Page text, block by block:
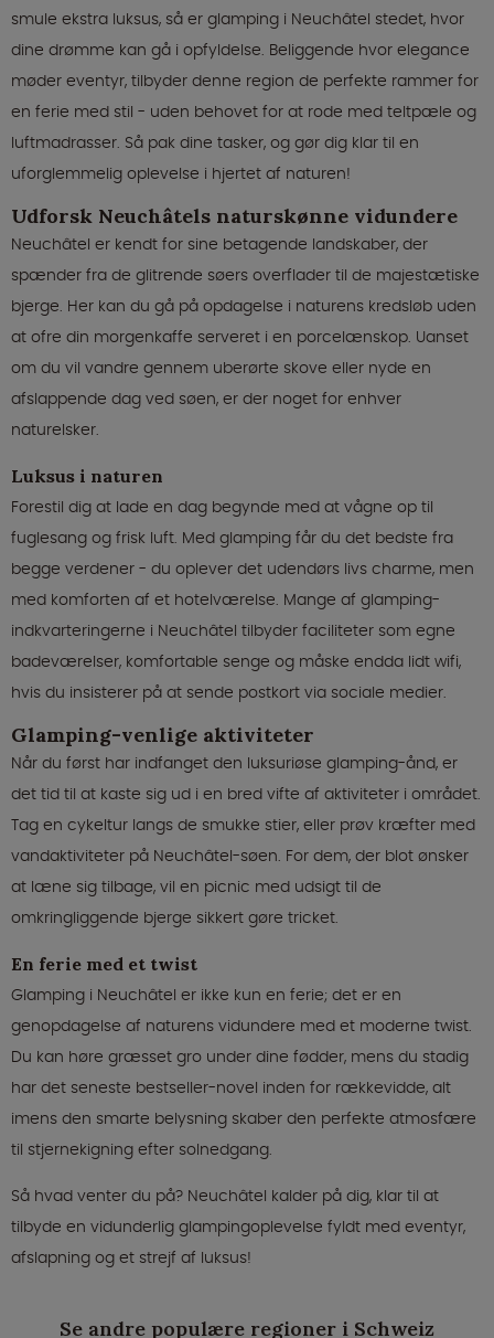
smule ekstra luksus, så er glamping i Neuchâtel stedet, hvor
dine drømme kan gå i opfyldelse. Beliggende hvor elegance
møder eventyr, tilbyder denne region de perfekte rammer for
en ferie med stil - uden behovet for at rode med teltpæle og
luftmadrasser. Så pak dine tasker, og gør dig klar til en
uforglemmelig oplevelse i hjertet af naturen!
Udforsk Neuchâtels naturskønne vidundere
Neuchâtel er kendt for sine betagende landskaber, der
spænder fra de glitrende søers overflader til de majestætiske
bjerge. Her kan du gå på opdagelse i naturens kredsløb uden
at ofre din morgenkaffe serveret i en porcelænskop. Uanset
om du vil vandre gennem uberørte skove eller nyde en
afslappende dag ved søen, er der noget for enhver
naturelsker.
Luksus i naturen
Forestil dig at lade en dag begynde med at vågne op til
fuglesang og frisk luft. Med glamping får du det bedste fra
begge verdener - du oplever det udendørs livs charme, men
med komforten af et hotelværelse. Mange af glamping-
indkvarteringerne i Neuchâtel tilbyder faciliteter som egne
badeværelser, komfortable senge og måske endda lidt wifi,
hvis du insisterer på at sende postkort via sociale medier.
Glamping-venlige aktiviteter
Når du først har indfanget den luksuriøse glamping-ånd, er
det tid til at kaste sig ud i en bred vifte af aktiviteter i området.
Tag en cykeltur langs de smukke stier, eller prøv kræfter med
vandaktiviteter på Neuchâtel-søen. For dem, der blot ønsker
at læne sig tilbage, vil en picnic med udsigt til de
omkringliggende bjerge sikkert gøre tricket.
En ferie med et twist
Glamping i Neuchâtel er ikke kun en ferie; det er en
genopdagelse af naturens vidundere med et moderne twist.
Du kan høre græsset gro under dine fødder, mens du stadig
har det seneste bestseller-novel inden for rækkevidde, alt
imens den smarte belysning skaber den perfekte atmosfære
til stjernekigning efter solnedgang.
Så hvad venter du på? Neuchâtel kalder på dig, klar til at
tilbyde en vidunderlig glampingoplevelse fyldt med eventyr,
afslapning og et strejf af luksus!
Se andre populære regioner i Schweiz